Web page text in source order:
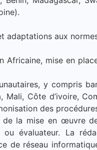
aux
Africaine, mise en
y compris
Côte d’ivoire,
des
de la mise en œuvre
ou évaluateur. La
de réseau